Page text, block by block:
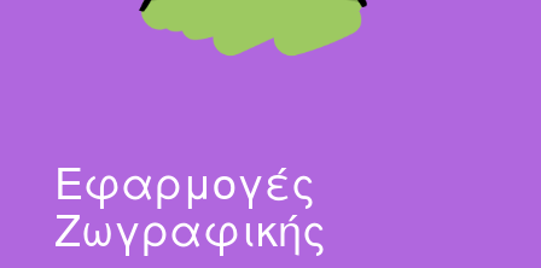
Εφαρμογές
Ζωγραφικής